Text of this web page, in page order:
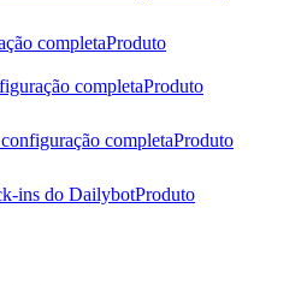
completaProduto
completaProduto
completaProduto
ins do DailybotProduto